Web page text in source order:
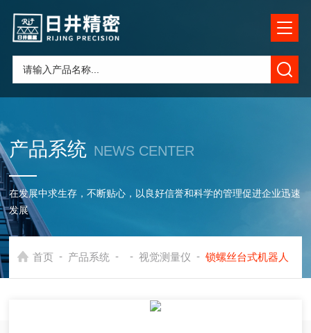
产品系统 NEWS CENTER
在发展中求生存，不断贴心，以良好信誉和科学的管理促进企业迅速
发展
首页 - 产品系统 - - 视觉测量仪 - 锁螺丝台式机器人